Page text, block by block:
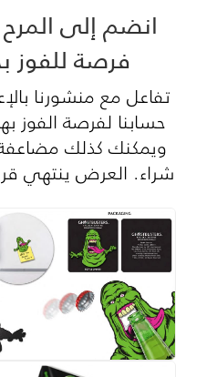
انضم إلى
فرصة للفوز
تفاعل مع منشورنا
حسابنا لفرصة الفوز
ويمكنك كذلك
شراء. العرض ينتهي